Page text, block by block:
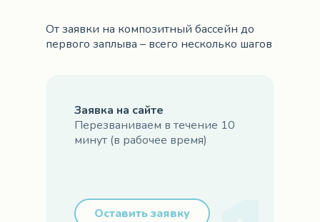
От заявки на композитный бассейн до
первого заплыва – всего несколько шагов
Заявка на сайте
Перезваниваем в течение 10
минут (в рабочее время)
Оставить заявку